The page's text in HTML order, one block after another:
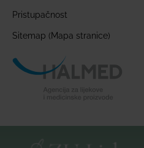
Pristupačnost
Sitemap (Mapa stranice)